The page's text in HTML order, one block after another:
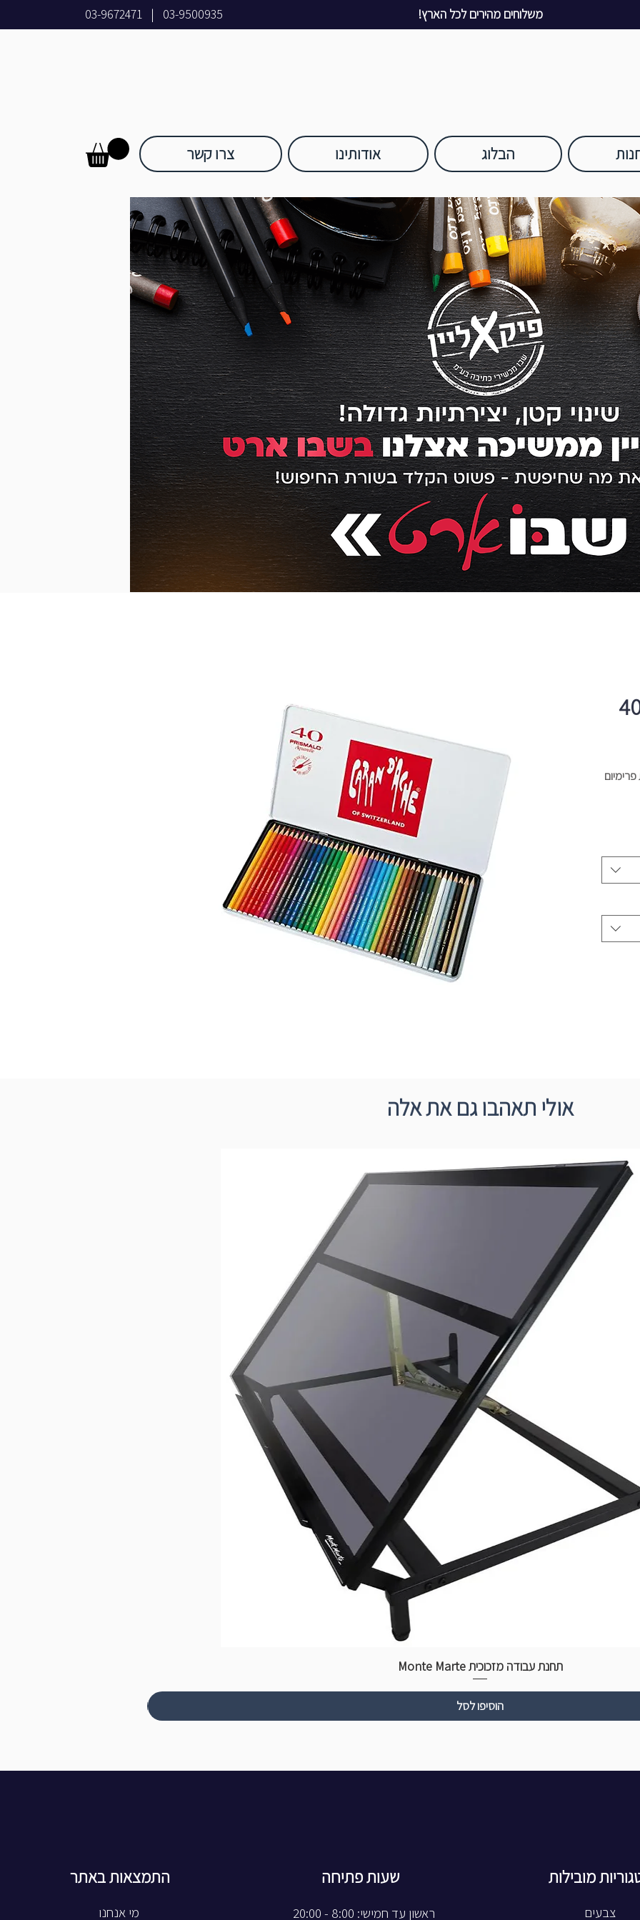
03-9500935
|
03-9672471 משלוחים מהירים לכל הארץ!
הבלוג אודותינו צרו קשר
אקוורל 40
אולי תאהבו גם את אלה
תחנת עבודה מזכוכית Monte Marte
הוסיפו לסל
התמצאות באתר שעות פתיחה
ראשון עד חמישי: 8:00 - 20:00
מובילות
צבעים